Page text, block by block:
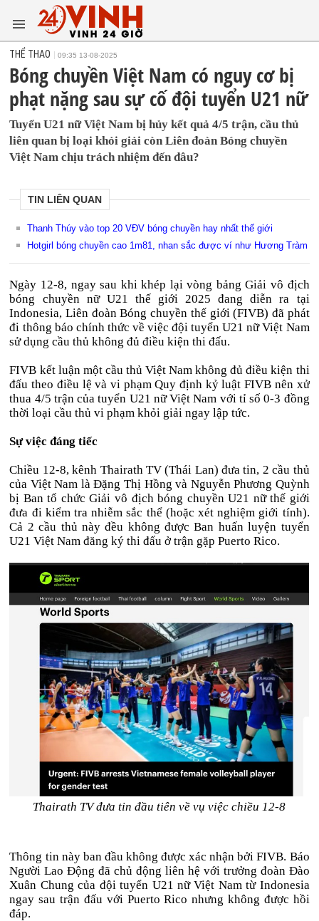
THỂ THAO 09:35 13-08-2025
Bóng chuyền Việt Nam có nguy cơ bị
phạt nặng sau sự cố đội tuyển U21 nữ
Tuyển U21 nữ Việt Nam bị hủy kết quả 4/5 trận, cầu thủ
liên quan bị loại khỏi giải còn Liên đoàn Bóng chuyền
Việt Nam chịu trách nhiệm đến đâu?
TIN LIÊN QUAN
Thanh Thúy vào top 20 VĐV bóng chuyền hay nhất thế giới
Hotgirl bóng chuyền cao 1m81, nhan sắc được ví như Hương Tràm
Ngày 12-8, ngay sau khi khép lại vòng bảng Giải vô địch
bóng chuyền nữ U21 thế giới 2025 đang diễn ra tại
Indonesia, Liên đoàn Bóng chuyền thế giới (FIVB) đã phát
đi thông báo chính thức về việc đội tuyển U21 nữ Việt Nam
sử dụng cầu thủ không đủ điều kiện thi đấu.
FIVB kết luận một cầu thủ Việt Nam không đủ điều kiện thi
đấu theo điều lệ và vi phạm Quy định kỷ luật FIVB nên xử
thua 4/5 trận của tuyển U21 nữ Việt Nam với tỉ số 0-3 đồng
thời loại cầu thủ vi phạm khỏi giải ngay lập tức.
Sự việc đáng tiếc
Chiều 12-8, kênh Thairath TV (Thái Lan) đưa tin, 2 cầu thủ
của Việt Nam là Đặng Thị Hồng và Nguyễn Phương Quỳnh
bị Ban tổ chức Giải vô địch bóng chuyền U21 nữ thế giới
đưa đi kiểm tra nhiễm sắc thể (hoặc xét nghiệm giới tính).
Cả 2 cầu thủ này đều không được Ban huấn luyện tuyển
U21 Việt Nam đăng ký thi đấu ở trận gặp Puerto Rico.
Thairath TV đưa tin đầu tiên về vụ việc chiều 12-8
Thông tin này ban đầu không được xác nhận bởi FIVB. Báo
Người Lao Động đã chủ động liên hệ với trưởng đoàn Đào
Xuân Chung của đội tuyển U21 nữ Việt Nam từ Indonesia
ngay sau trận đấu với Puerto Rico nhưng không được hồi
đáp.